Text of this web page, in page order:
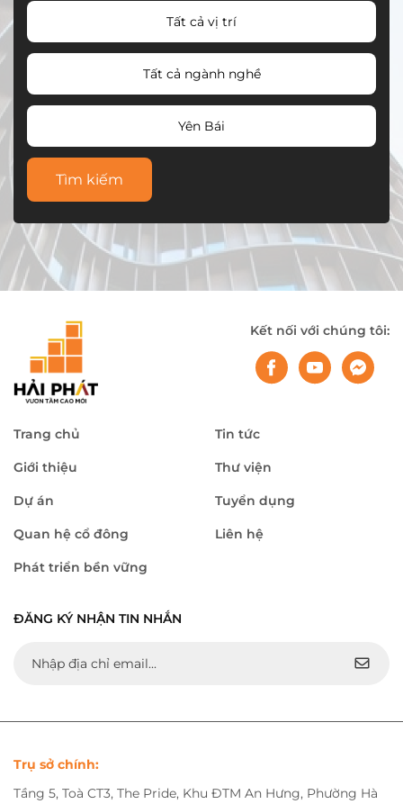
Tất cả vị trí
Tất cả ngành nghề
Yên Bái
Tìm kiếm
Kết nối với chúng tôi:
Trang chủ
Giới thiệu
Dự án
Quan hệ cổ đông
Phát triển bền vững
Tin tức
Thư viện
Tuyển dụng
Liên hệ
ĐĂNG KÝ NHẬN TIN NHẮN
Trụ sở chính:
Tầng 5, Toà CT3, The Pride, Khu ĐTM An Hưng, Phường Hà